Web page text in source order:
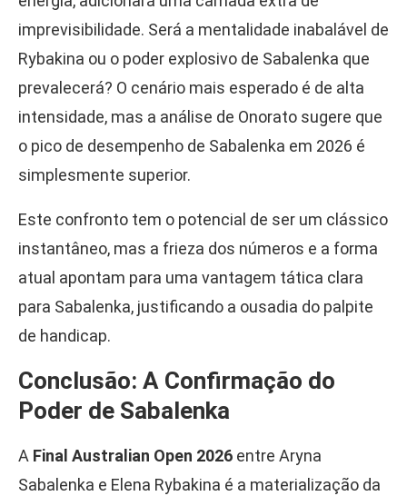
imprevisibilidade. Será a mentalidade inabalável de
Rybakina ou o poder explosivo de Sabalenka que
prevalecerá? O cenário mais esperado é de alta
intensidade, mas a análise de Onorato sugere que
o pico de desempenho de Sabalenka em 2026 é
simplesmente superior.
Este confronto tem o potencial de ser um clássico
instantâneo, mas a frieza dos números e a forma
atual apontam para uma vantagem tática clara
para Sabalenka, justificando a ousadia do palpite
de handicap.
Conclusão: A Confirmação do
Poder de Sabalenka
A Final Australian Open 2026 entre Aryna
Sabalenka e Elena Rybakina é a materialização da